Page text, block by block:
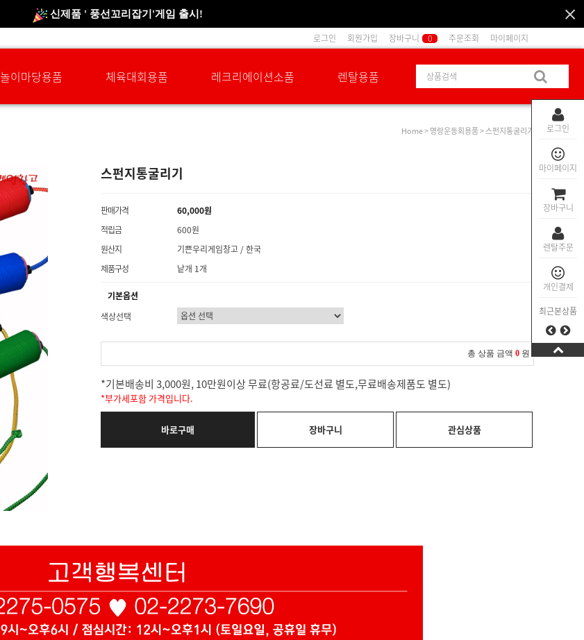
신규회원 HAPPY EVENT 적립금 5,000원 증정
로그인
마이페이지
장바구니
렌탈주문
개인결제
최근본상품
로그인 회원가입 장바구니 0 주문조회 마이페이지
놀이마당용품 체육대회용품 레크리에이션소품 렌탈용품
Home>명랑운동회용품> 스펀지통굴리기
스펀지통굴리기
판매가격
60,000원
적립금
600원
원산지
기쁜우리게임창고 / 한국
제품구성
낱개 1개
기본옵션
색상선택
총 상품 금액 0 원
*기본배송비 3,000원, 10만원이상 무료(항공료/도선료 별도,무료배송제품도 별도)
*부가세포함 가격입니다.
바로구매 장바구니 관심상품